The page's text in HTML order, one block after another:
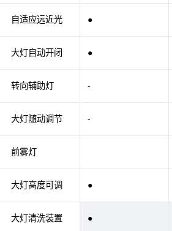
自适应远近光
大灯自动开闭
转向辅助灯
大灯随动调节
前雾灯
大灯高度可调
大灯清洗装置
●
●
-
-
●
●